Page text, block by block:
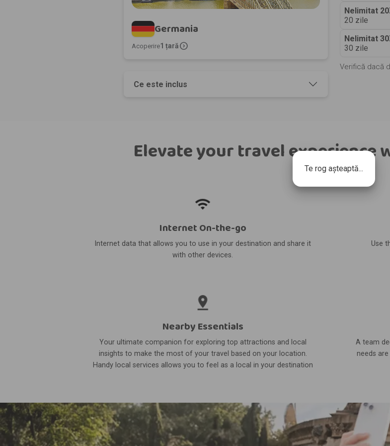
Te rog așteaptă...
Germania
Acoperire1 țarăexpand_circle_right
Ce este inclus
Nelimitat
20 zile
Nelimitat
30 zile
Verifică dacă
Elevate your travel experience
Internet On-the-go
Internet data that allows you to use in your destination and share it
with other devices.
Use
Nearby Essentials
Your ultimate companion for exploring top attractions and local
insights to make the most of your travel based on your location.
Handy local services allows you to feel as a local in your destination
A team
needs